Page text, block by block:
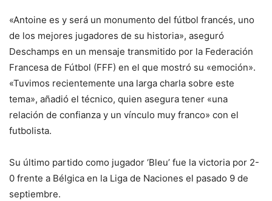
«Antoine es y será un monumento del fútbol francés, uno
de los mejores jugadores de su historia», aseguró
Deschamps en un mensaje transmitido por la Federación
Francesa de Fútbol (FFF) en el que mostró su «emoción».
«Tuvimos recientemente una larga charla sobre este
tema», añadió el técnico, quien asegura tener «una
relación de confianza y un vínculo muy franco» con el
futbolista.
Su último partido como jugador ‘Bleu’ fue la victoria por 2-
0 frente a Bélgica en la Liga de Naciones el pasado 9 de
septiembre.